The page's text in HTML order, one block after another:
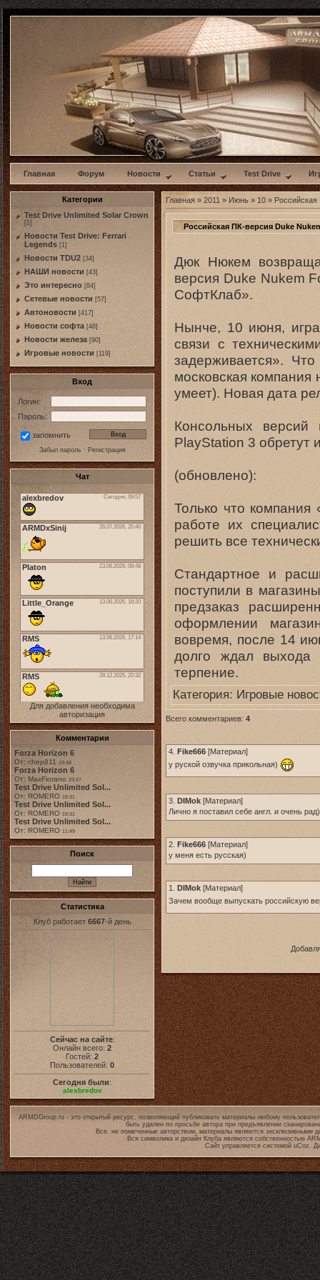
w
Главная Форум Новости Статьи Test Drive
Категории
Test Drive Unlimited Solar Crown
[1]
Новости Test Drive: Ferrari
Legends [1]
Новости TDU2 [34]
НАШИ новости [43]
Это интересно [84]
Сетевые новости [57]
Автоновости [417]
Новости софта [48]
Новоcти железа [90]
Игровые новости [119]
Вход
Логин:
Пароль:
запомнить
Забыл пароль· Регистрация
Чат
Для добавления необходима
авторизация
Комментарии
Forza Horizon 6
От: chep811 19:48
Forza Horizon 6
От: MaxFiorano 23:47
Test Drive Unlimited Sol...
От: ROMERO 18:31
Test Drive Unlimited Sol...
От: ROMERO 19:31
Test Drive Unlimited Sol...
От: ROMERO 11:49
Поиск
Статистика
Клуб работает 6667-й день
Сейчас на сайте:
Онлайн всего: 2
Гостей: 2
Пользователей: 0
Сегодня были:
alexbredov
Главная » 2011 » Июнь » 10 »
Российская ПК-версия Duke
Дюк Нюкем
версия Duke Nukem
СофтКлаб».
Нынче, 10 июня,
связи с
задерживается».
московская
умеет). Новая дата
Консольных версий
PlayStation 3 обретут
(обновлено):
Только что
работе их
решить все
Стандартное и
поступили в
предзаказ
оформлении
вовремя, после 14
долго ждал выхода
терпение.
Категория: Игровые
Всего комментариев: 4
4. Fike666 [Материал]
у руской озвучка прикольная)
3. DIMok [Материал]
Лично я поставил себе англ. и очень рад)
2. Fike666 [Материал]
у меня есть русская)
1. DIMok [Материал]
Зачем вообще выпускать российскую
ARMDGroup.ru - это открытый ресурс, позволяющий публиковать материалы любому
быть удален по просьбе автора при предъявлении
Все, не помеченные авторством, материалы являются эксклюзивными
Вся символика и дизайн Клуба являются собственностью
Сайт управляется системой uCoz.